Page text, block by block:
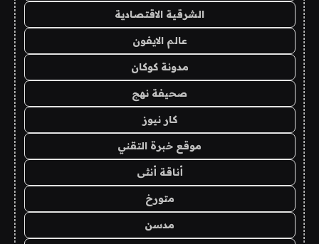
الشرقية الاقتصادية
عالم الايفون
مدونة كوكان
صحيفة نهج
كار نيوز
موقع خبرة التقني
أناقة أنثى
متورخ
مدسن